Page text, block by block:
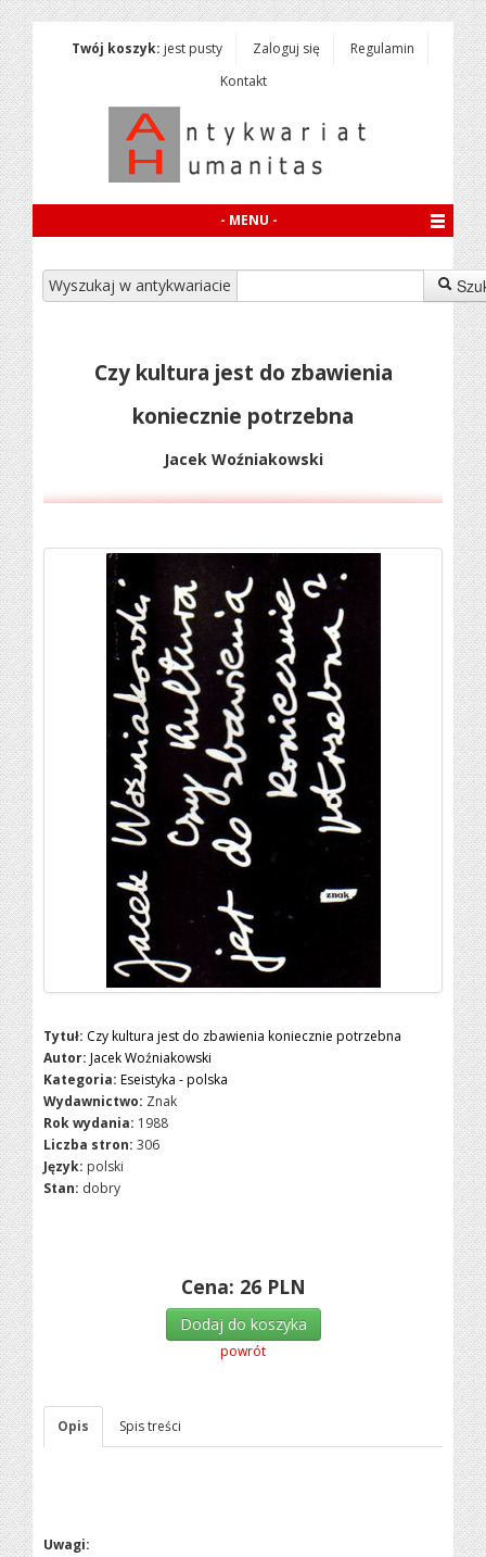
Twój koszyk: jest pusty Zaloguj się
Regulamin
Kontakt
- MENU -
Wyszukaj w antykwariacie
Czy kultura jest do zbawienia
koniecznie potrzebna
Jacek Woźniakowski
Tytuł: Czy kultura jest do zbawienia koniecznie potrzebna
Autor: Jacek Woźniakowski
Kategoria: Eseistyka - polska
Wydawnictwo: Znak
Rok wydania: 1988
Liczba stron: 306
Język: polski
Stan: dobry
Cena: 26 PLN
Dodaj do koszyka
powrót
Opis Spis treści
Uwagi: